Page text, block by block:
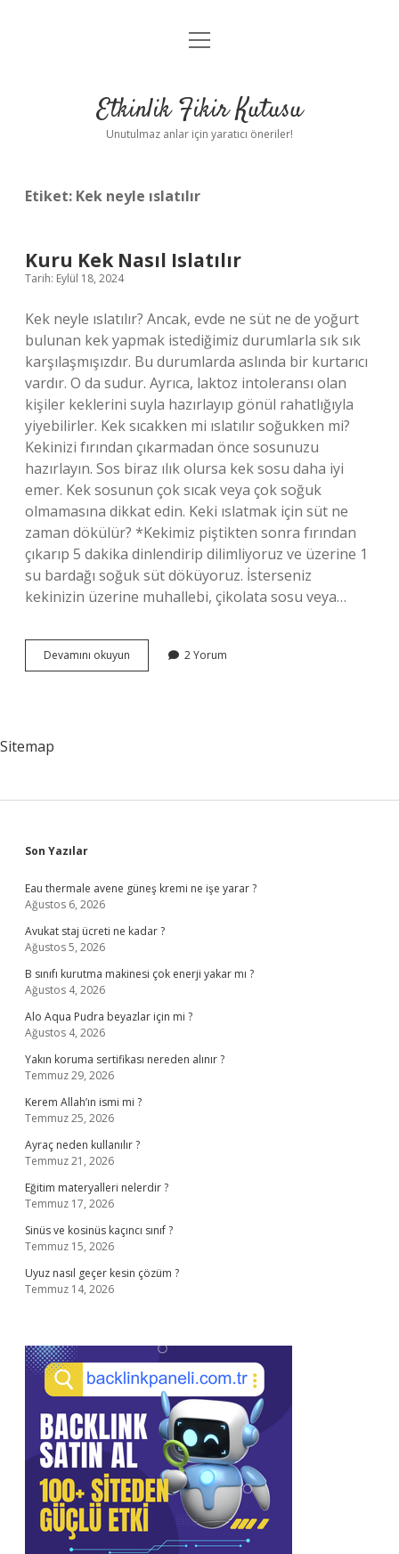
Anasayfa
Yasal Uyarı
menüyü
Etkinlik Fikir Kutusu
Unutulmaz anlar için yaratıcı öneriler!
Etiket: Kek neyle ıslatılır
Kuru Kek Nasıl Islatılır
Tarih: Eylül 18, 2024
Kek neyle ıslatılır? Ancak, evde ne süt ne de yoğurt
bulunan kek yapmak istediğimiz durumlarla sık sık
karşılaşmışızdır. Bu durumlarda aslında bir kurtarıcı
vardır. O da sudur. Ayrıca, laktoz intoleransı olan
kişiler keklerini suyla hazırlayıp gönül rahatlığıyla
yiyebilirler. Kek sıcakken mi ıslatılır soğukken mi?
Kekinizi fırından çıkarmadan önce sosunuzu
hazırlayın. Sos biraz ılık olursa kek sosu daha iyi
emer. Kek sosunun çok sıcak veya çok soğuk
olmamasına dikkat edin. Keki ıslatmak için süt ne
zaman dökülür? *Kekimiz piştikten sonra fırından
çıkarıp 5 dakika dinlendirip dilimliyoruz ve üzerine 1
su bardağı soğuk süt döküyoruz. İsterseniz
kekinizin üzerine muhallebi, çikolata sosu veya…
Devamını okuyun
Kek
2 Yorum
Sitemap
Sidebar
Son Yazılar
Eau thermale avene güneş kremi ne işe yarar ?
Ağustos 6, 2026
Avukat staj ücreti ne kadar ?
Ağustos 5, 2026
B sınıfı kurutma makinesi çok enerji yakar mı ?
Ağustos 4, 2026
Alo Aqua Pudra beyazlar için mi ?
Ağustos 4, 2026
Yakın koruma sertifikası nereden alınır ?
Temmuz 29, 2026
Kerem Allah’ın ismi mi ?
Temmuz 25, 2026
Ayraç neden kullanılır ?
Temmuz 21, 2026
Eğitim materyalleri nelerdir ?
Temmuz 17, 2026
Sinüs ve kosinüs kaçıncı sınıf ?
Temmuz 15, 2026
Uyuz nasıl geçer kesin çözüm ?
Temmuz 14, 2026